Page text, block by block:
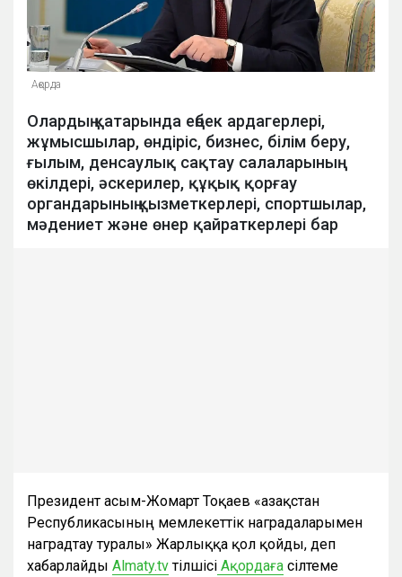
Ақорда
Олардың қатарында еңбек ардагерлері,
жұмысшылар, өндіріс, бизнес, білім беру,
ғылым, денсаулық сақтау салаларының
өкілдері, әскерилер, құқық қорғау
органдарының қызметкерлері, спортшылар,
мәдениет және өнер қайраткерлері бар
Президент Қасым-Жомарт Тоқаев «Қазақстан
Республикасының мемлекеттік наградаларымен
наградтау туралы» Жарлыққа қол қойды, деп
хабарлайды Almaty.tvтілшісі Ақордаға сілтеме